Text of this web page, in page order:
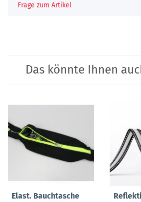
Frage zum Artikel
Das könnte Ihnen
Elast. Bauchtasche